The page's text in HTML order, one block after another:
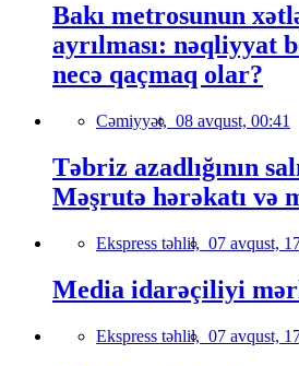
Bakı metrosunun
ayrılması: nəqliyyat
necə qaçmaq olar?
Cəmiyyət, 08 avqust, 00:41
Təbriz azadlığının
Məşrutə hərəkatı və
Ekspress təhlil, 07 avqust,
Media idarəçiliyi
Ekspress təhlil, 07 avqust,